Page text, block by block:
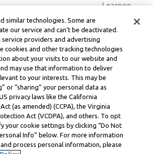
Learneo
a Learneo, Inc. business
© Learneo, Inc. 2024
similar technologies. Some are
our service and can’t be deactivated.
service providers and advertising
cookies and other tracking technologies
about your visits to our website and
may use that information to deliver
to your interests. This may be
or “sharing” your personal data as
privacy laws like the California
(as amended) (CCPA), the Virginia
Act (VCDPA), and others. To opt
your cookie settings by clicking “Do Not
Info” below. For more information
process personal information, please